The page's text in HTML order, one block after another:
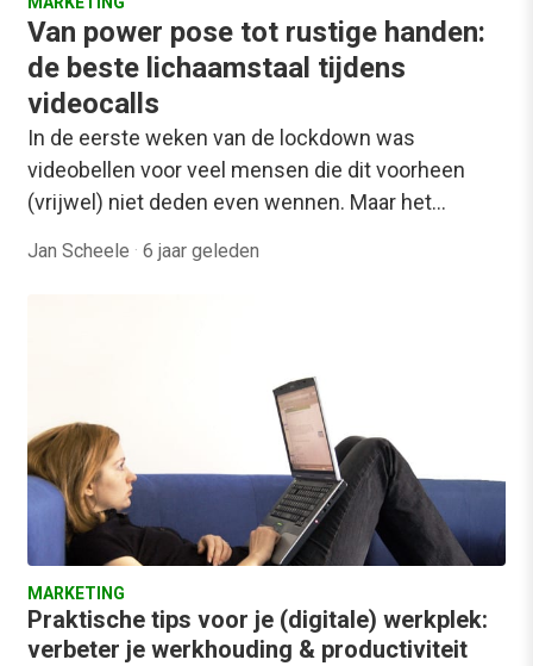
Van power pose tot rustige handen:
de beste lichaamstaal tijdens
videocalls
In de eerste weken van de lockdown was
videobellen voor veel mensen die dit voorheen
(vrijwel) niet deden even wennen. Maar het…
Jan Scheele · 6 jaar geleden
MARKETING
Praktische tips voor je (digitale) werkplek:
verbeter je werkhouding & productiviteit